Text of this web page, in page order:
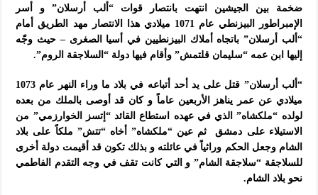
ضخمة بين الجيشين انتهت بانتصار قوات “ألب أرسلان” و أسر
الإمبراطور البيزنطي عام 1071 ميلادي هذا الانتصار مهد الطريق أمام
“ألب أرسلان” باتجاه أملاك البيزنطيين في أسيا الصغرى – حيث وجّه
إليها ابن عمه “سليمان قلتمش” وأقام فيها دولة “السلاجقة الروم”.
“ألب أرسلان” قتل على يد أحد أتباعه في بلاد ما وراء النهر عام 1073
ميلادي عن عمر يناهز الأربعين عاماً و كان قد أوصى بالملك من بعده
لولده “ملكشاه” الذي في عهده استطاع القائد “إتسز الخوارزمي” من
الاستيلاء على دمشق ثم عين “ملكشاه” أخاه “تتش” ملكاً على بلاد
الشام وجعل الحكم وراثياً في عائلته و بذلك تكون قد أقيمت دولة أخرى
للسلاجقة “سلاجقة الشام” و التي كانت تقف في وجه التقدم الفاطمي
نحو بلاد الشام.